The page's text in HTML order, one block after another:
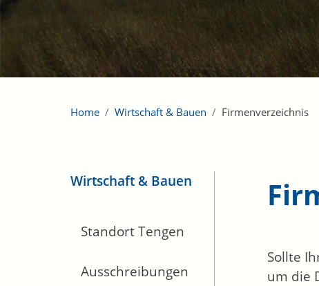
Home Wirtschaft & Bauen Firmenverzeichnis
Wirtschaft & Bauen
Standort Tengen
Ausschreibungen
Sollte
um die